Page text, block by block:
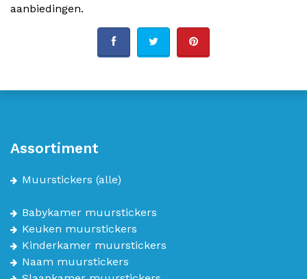
aanbiedingen.
Assortiment
Muurstickers (alle)
Babykamer muurstickers
Keuken muurstickers
Kinderkamer muurstickers
Naam muurstickers